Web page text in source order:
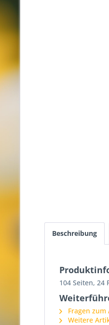
Beschreibung
104 Seiten, 24
Fragen zum
Weitere